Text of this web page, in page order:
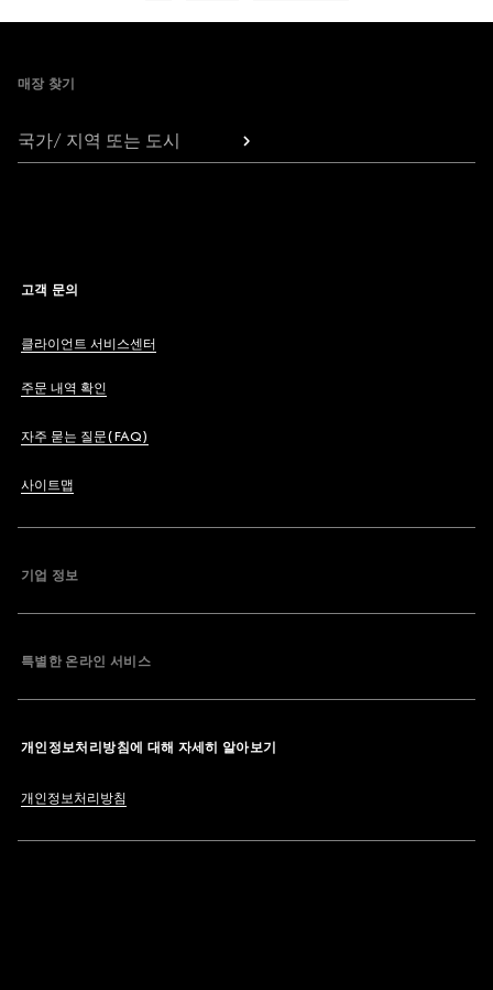
매장 찾기
국가/ 지역 또는 도시
고객 문의
클라이언트 서비스센터
주문 내역 확인
자주 묻는 질문(FAQ)
사이트맵
기업 정보
특별한 온라인 서비스
개인정보처리방침에 대해 자세히 알아보기
개인정보처리방침